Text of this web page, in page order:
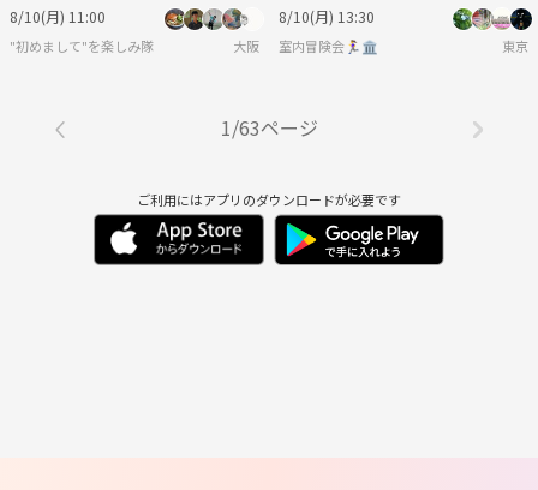
8/10(月) 11:00
"初めまして"を楽しみ隊 大阪
8/10(月) 13:30
室内冒険会🏃‍♀️🏛 東京
1/63ページ
ご利用にはアプリのダウンロードが必要です